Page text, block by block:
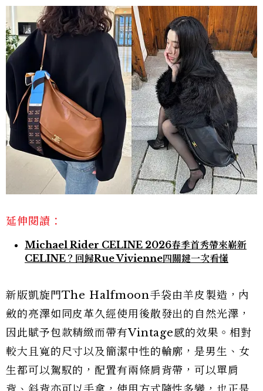
延伸閱讀：
Michael Rider CELINE 2026春季首秀帶來嶄新
CELINE？回歸Rue Vivienne四關鍵一次看懂
新版凱旋門The Halfmoon手袋由羊皮製造，內
斂的亮澤如同皮革久經使用後散發出的自然光澤，
因此賦予包款精緻而帶有Vintage感的效果。相對
較大且寬的尺寸以及簡潔中性的輪廓，是男生、女
生都可以駕馭的，配置有兩條肩背帶，可以單肩